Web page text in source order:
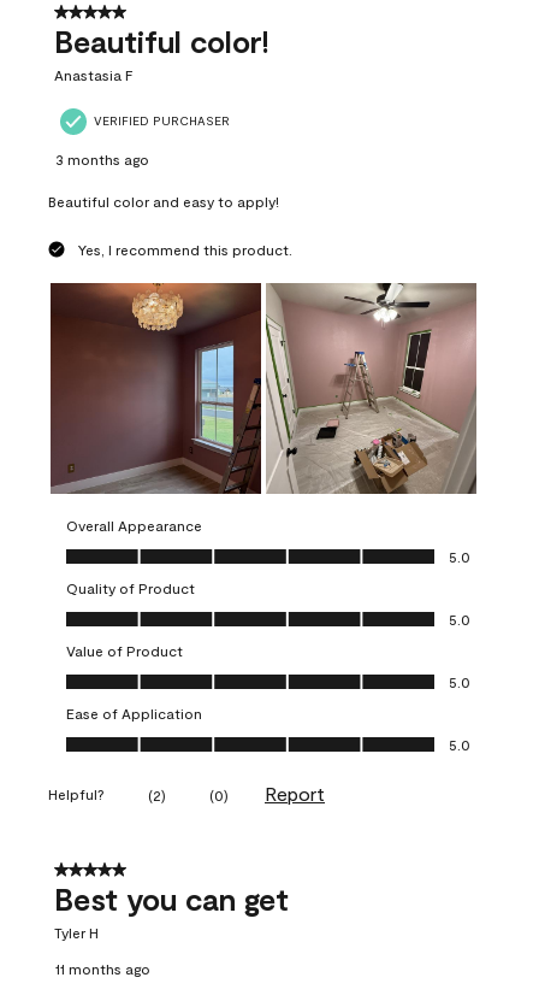
5 out of 5 stars.
Beautiful color!
Anastasia F
VERIFIED PURCHASER
3 months ago
Beautiful color and easy to apply!
Yes, I recommend this product.
Overall Appearance
Overall Appearance, 5.0 out of 5
5.0
Quality of Product
Quality of Product, 5.0 out of 5
5.0
Value of Product
Value of Product, 5.0 out of 5
5.0
Ease of Application
Ease of Application, 5.0 out of 5
5.0
Helpful? (2) (0) Report
5 out of 5 stars.
Best you can get
Tyler H
11 months ago